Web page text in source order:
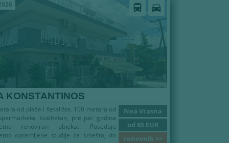
directions_bus directions_car
KONSTANTINOS
Nea Vrasna
od 85 EUR
cenovnik >>
od plaže i šetališta. 100 metara od
kvalitetan, pre par godina
renoviran objekat. Poseduje
opremljene studije za smeštaj do